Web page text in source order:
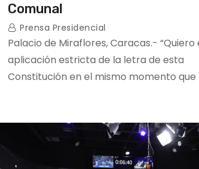
Comunal
Prensa Presidencial
Palacio de Miraflores, Caracas.- “Quiero
aplicación estricta de la letra de esta
Constitución en el mismo momento que